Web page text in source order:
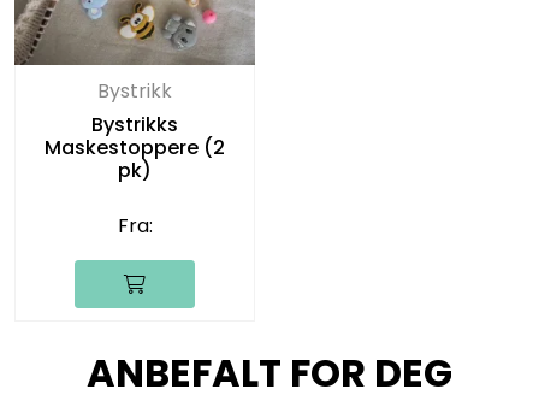
Bystrikk
Bystrikks
Maskestoppere (2
pk)
Fra:
ANBEFALT FOR DEG